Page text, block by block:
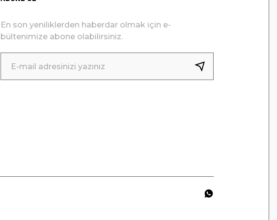
En son yeniliklerden haberdar olmak için e-
bültenimize abone olabilirsiniz.